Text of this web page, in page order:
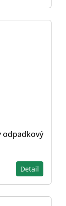
odpadkový
Detail